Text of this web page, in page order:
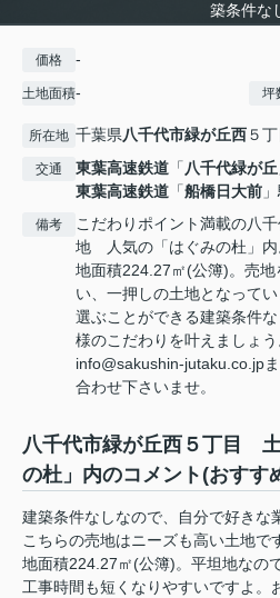
築条件な
価格 -
土地面積- 坪
所在地 千葉県八千代市緑が丘西５丁
交通 東葉高速鉄道 「八千代緑が丘
東葉高速鉄道 「船橋日大前
備考
こだわりポイント満載の八
地 人気の「はぐみの杜」内
地面積224.27㎡(公簿)。売
い、一押しの土地となって
選ぶことができる建築条件
様のこだわりを叶えましょ
info@sakushin-jutaku.co.jp
合わせ下さいませ。
八千代市緑が丘西５丁目
の杜」内のコメント(おすす
建築条件なしなので、自分で好きな
こちらの売地はニーズも高い土地で
地面積224.27㎡(公簿)。平坦地なの
工事時間も短くなりやすいですよ。